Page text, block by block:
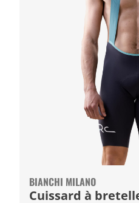
BIANCHI MILANO